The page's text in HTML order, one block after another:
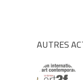
AUTRES